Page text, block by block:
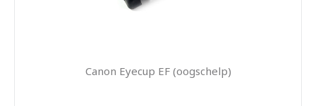
Canon Eyecup EF (oogschelp)